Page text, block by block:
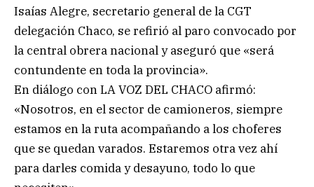
Isaías Alegre, secretario general de la CGT
delegación Chaco, se refirió al paro convocado por
la central obrera nacional y aseguró que «será
contundente en toda la provincia».
En diálogo con LA VOZ DEL CHACO afirmó:
«Nosotros, en el sector de camioneros, siempre
estamos en la ruta acompañando a los choferes
que se quedan varados. Estaremos otra vez ahí
para darles comida y desayuno, todo lo que